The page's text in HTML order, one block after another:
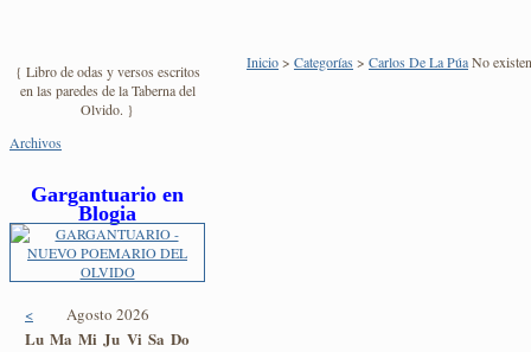
{ Libro de odas y versos escritos
en las paredes de la Taberna del
Olvido. }
Archivos
Gargantuario en
Blogia
< Agosto 2026
Lu Ma Mi Ju Vi Sa Do
Inicio> Categorías > Carlos De La PúaNo